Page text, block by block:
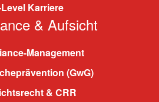
Karriere
& Aufsicht
Management
(GwG)
& CRR